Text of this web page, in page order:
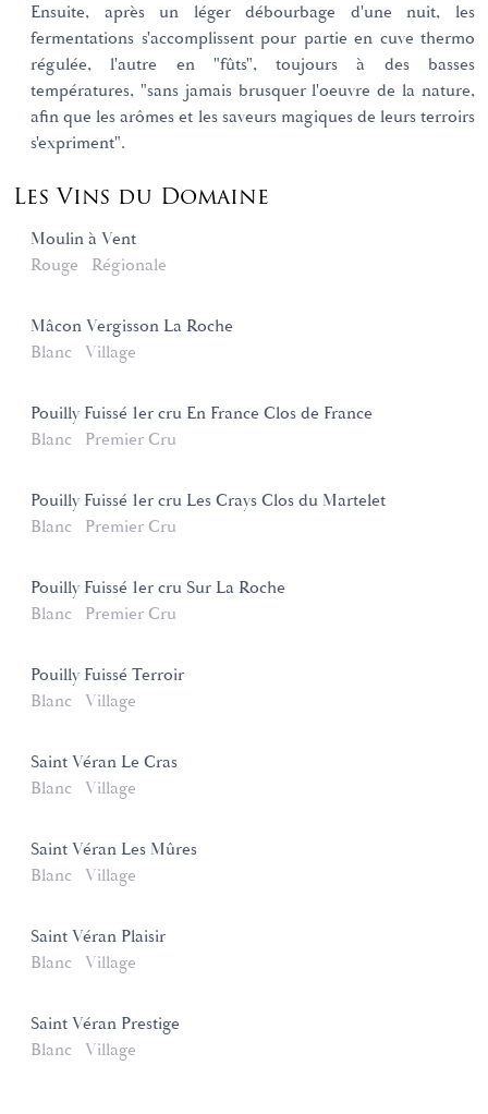
Ensuite, après un léger débourbage d'une nuit, les
fermentations s'accomplissent pour partie en cuve thermo
régulée, l'autre en "fûts", toujours à des basses
températures, "sans jamais brusquer l'oeuvre de la nature,
afin que les arômes et les saveurs magiques de leurs terroirs
s'expriment".
Les Vins du Domaine
Moulin à Vent
Rouge
Régionale
Mâcon Vergisson La Roche
Blanc
Village
Pouilly Fuissé 1er cru En France Clos de France
Blanc
Premier Cru
Pouilly Fuissé 1er cru Les Crays Clos du Martelet
Blanc
Premier Cru
Pouilly Fuissé 1er cru Sur La Roche
Blanc
Premier Cru
Pouilly Fuissé Terroir
Blanc
Village
Saint Véran Le Cras
Blanc
Village
Saint Véran Les Mûres
Blanc
Village
Saint Véran Plaisir
Blanc
Village
Saint Véran Prestige
Blanc
Village